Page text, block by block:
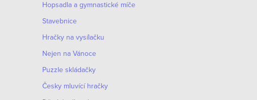
Hopsadla a gymnastické míče
Stavebnice
Hračky na vysílačku
Nejen na Vánoce
Puzzle skládačky
Česky mluvící hračky